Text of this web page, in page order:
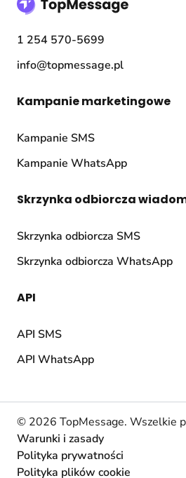
1 254 570-5699
info@topmessage.pl
Kampanie marketingowe
Kampanie SMS
Kampanie WhatsApp
Skrzynka odbiorcza
Skrzynka odbiorcza SMS
Skrzynka odbiorcza WhatsApp
API
API SMS
API WhatsApp
© 2026 TopMessage. Wszelkie
Warunki i zasady
Polityka prywatności
Polityka plików cookie